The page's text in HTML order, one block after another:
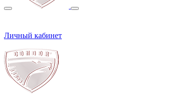
Личный кабинет